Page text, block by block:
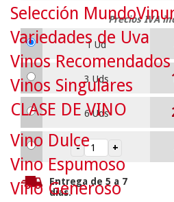
Precios IVA
1 Ud
3 Uds
6 Uds
Entrega de 5 a 7
días.
Selección
Variedades de Uva
Vinos Recomendados
Vinos Singulares
CLASE DE VINO
Vino Dulce
Vino Espumoso
Vino Generoso